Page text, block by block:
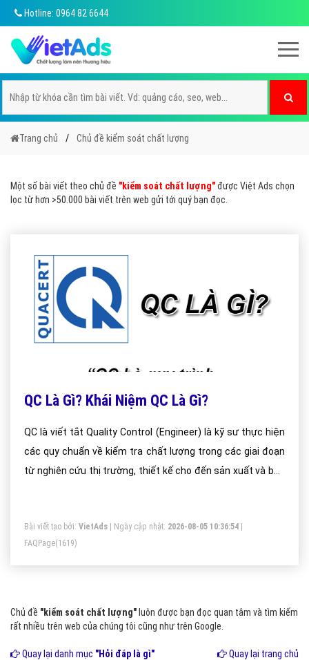
Hotline: 0964 82 6644
Trang chủ Chủ đề kiểm soát chất lượng
Một số bài viết theo chủ đề "kiểm soát chất lượng"được Việt Ads chọn
lọc từ hơn >50.000 bài viết trên web gửi tới quý bạn đọc.
QC Là Gì? Khái Niệm QC Là Gì?
QC là viết tắt Quality Control (Engineer) là kỹ sư thực hiện
các quy chuẩn về kiểm tra chất lượng trong các giai đoạn
từ nghiên cứu thị trường, thiết kế cho đến sản xuất và bán
nội dung bản vẽ, thứ tự các công đoạn sản xuất, giám sát
thường xuyên và trực tiếp tại hiện trường sản xuất, vv…
Bài viết tạo bởi: VietAds | Ngày cập nhật: 2026-08-05 10:36:54
FAQPage(1619)
Chủ đề "kiểm soát chất lượng" luôn được bạn đọc quan tâm và tìm kiếm
rất nhiều trên web của chúng tôi cũng như trên Google.
Quay lại danh mục "Hỏi đáp là gì" Quay lại trang chủ